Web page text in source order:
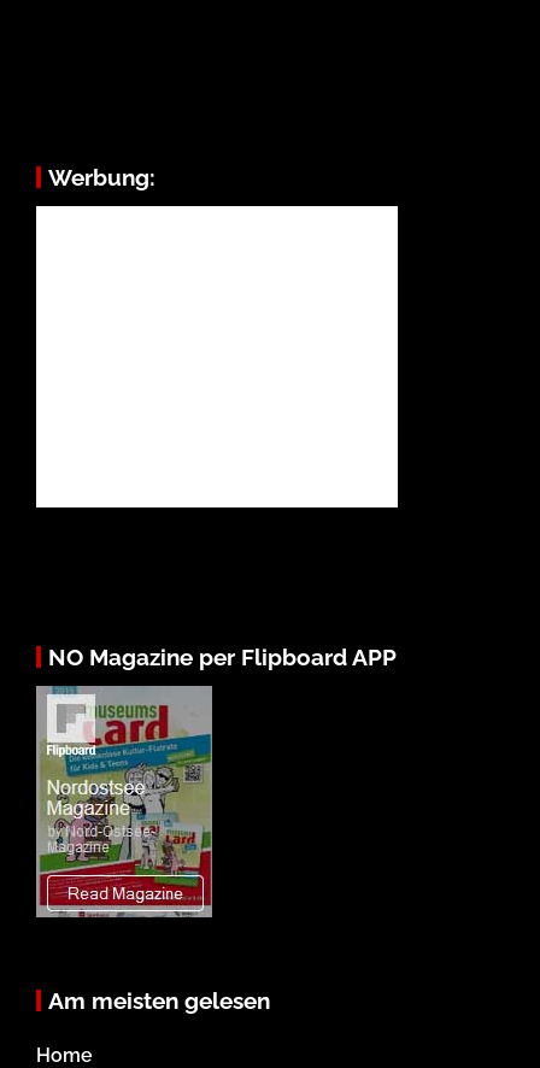
Werbung:
NO Magazine per Flipboard APP
Am meisten gelesen
Home